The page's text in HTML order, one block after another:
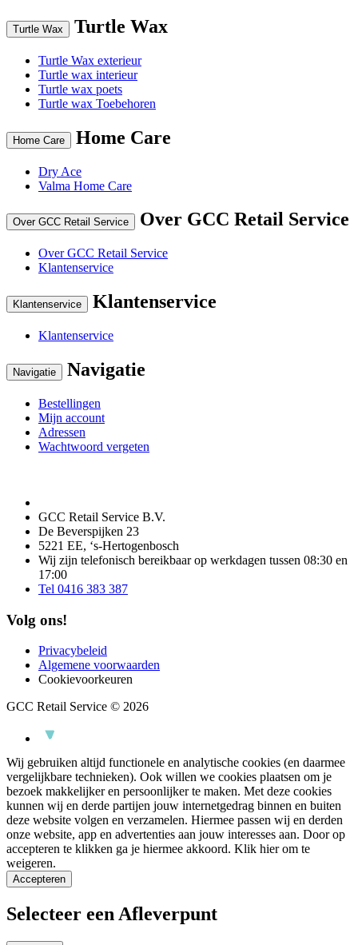
Turtle Wax Turtle Wax
Turtle Wax exterieur
Turtle wax interieur
Turtle wax poets
Turtle wax Toebehoren
Home Care Home Care
Dry Ace
Valma Home Care
Over GCC Retail Service Over GCC Retail Service
Over GCC Retail Service
Klantenservice
Klantenservice Klantenservice
Klantenservice
Navigatie Navigatie
Bestellingen
Mijn account
Adressen
Wachtwoord vergeten
GCC Retail Service B.V.
De Beverspijken 23
5221 EE, ‘s-Hertogenbosch
Wij zijn telefonisch bereikbaar op werkdagen tussen 08:30 en
17:00
Tel 0416 383 387
Volg ons!
Privacybeleid
Algemene voorwaarden
Cookievoorkeuren
GCC Retail Service © 2026
Wij gebruiken altijd functionele en analytische cookies (en daarmee
vergelijkbare technieken). Ook willen we cookies plaatsen om je
bezoek makkelijker en persoonlijker te maken. Met deze cookies
kunnen wij en derde partijen jouw internetgedrag binnen en buiten
deze website volgen en verzamelen. Hiermee passen wij en derden
onze website, app en advertenties aan jouw interesses aan. Door op
accepteren te klikken ga je hiermee akkoord. Klik hier om te
weigeren.
Accepteren
Selecteer een Afleverpunt